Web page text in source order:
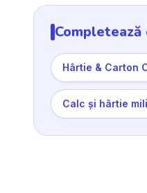
Completează
Hârtie & Carton
Calc și hârtie